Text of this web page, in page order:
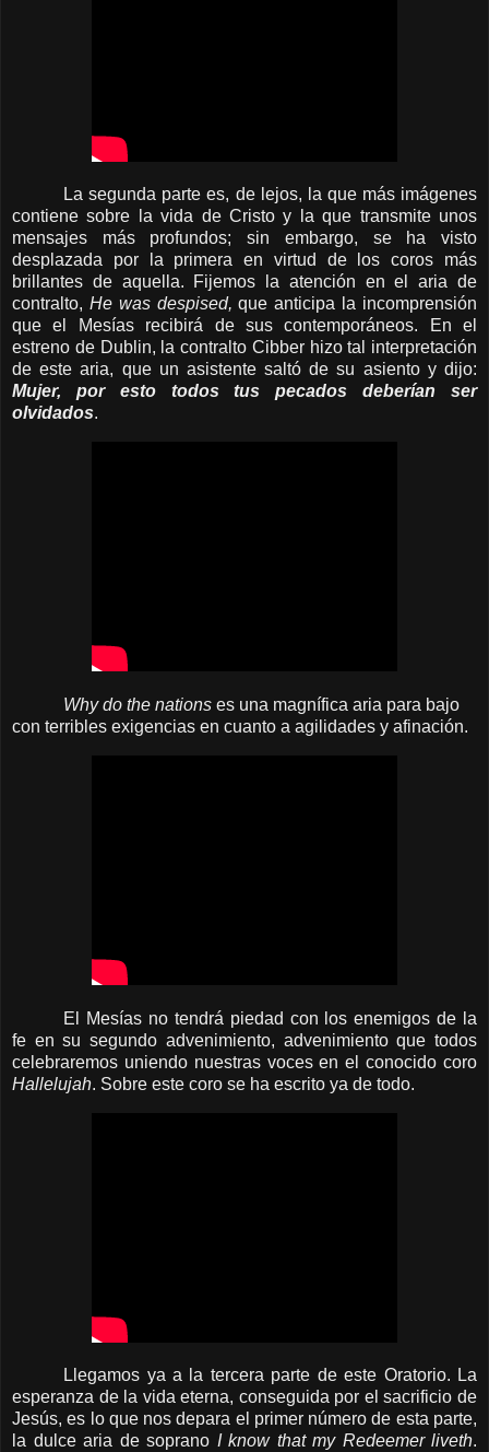
La segunda parte es, de lejos, la que más imágenes
contiene sobre la vida de Cristo y la que transmite unos
mensajes más profundos; sin embargo, se ha visto
desplazada por la primera en virtud de los coros más
brillantes de aquella. Fijemos la atención en el aria de
contralto, He was despised,que anticipa la incomprensión
que el Mesías recibirá de sus contemporáneos. En el
estreno de Dublin, la contralto Cibber hizo tal interpretación
de este aria, que un asistente saltó de su asiento y dijo:
Mujer, por esto todos tus pecados deberían ser
olvidados.
Why do the nations es una magnífica aria para bajo
con terribles exigencias en cuanto a agilidades y afinación.
El Mesías no tendrá piedad con los enemigos de la
fe en su segundo advenimiento, advenimiento que todos
celebraremos uniendo nuestras voces en el conocido coro
Hallelujah. Sobre este coro se ha escrito ya de todo.
Llegamos ya a la tercera parte de este Oratorio. La
esperanza de la vida eterna, conseguida por el sacrificio de
Jesús, es lo que nos depara el primer número de esta parte,
la dulce aria de soprano I know that my Redeemer liveth.